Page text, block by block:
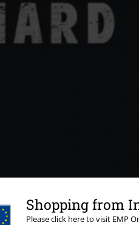
Shopping from
Please click here to visit EMP